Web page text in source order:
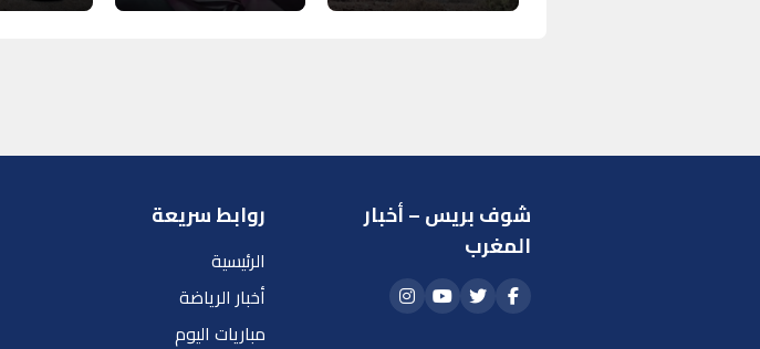
شوف بريس – أخبار
المغرب
روابط سريعة
الرئيسية
أخبار الرياضة
مباريات اليوم